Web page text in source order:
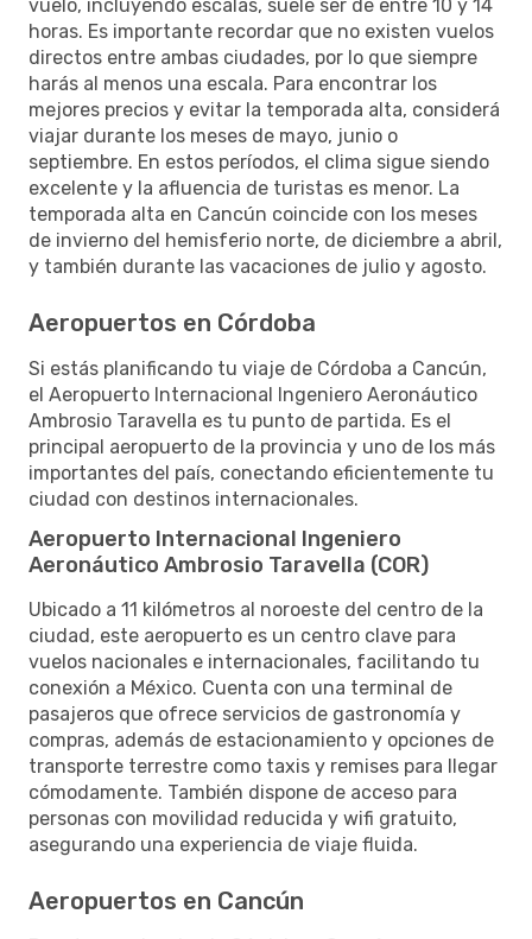
vuelo, incluyendo escalas, suele ser de entre 10 y 14
horas. Es importante recordar que no existen vuelos
directos entre ambas ciudades, por lo que siempre
harás al menos una escala. Para encontrar los
mejores precios y evitar la temporada alta, considerá
viajar durante los meses de mayo, junio o
septiembre. En estos períodos, el clima sigue siendo
excelente y la afluencia de turistas es menor. La
temporada alta en Cancún coincide con los meses
de invierno del hemisferio norte, de diciembre a abril,
y también durante las vacaciones de julio y agosto.
Aeropuertos en Córdoba
Si estás planificando tu viaje de Córdoba a Cancún,
el Aeropuerto Internacional Ingeniero Aeronáutico
Ambrosio Taravella es tu punto de partida. Es el
principal aeropuerto de la provincia y uno de los más
importantes del país, conectando eficientemente tu
ciudad con destinos internacionales.
Aeropuerto Internacional Ingeniero
Aeronáutico Ambrosio Taravella (COR)
Ubicado a 11 kilómetros al noroeste del centro de la
ciudad, este aeropuerto es un centro clave para
vuelos nacionales e internacionales, facilitando tu
conexión a México. Cuenta con una terminal de
pasajeros que ofrece servicios de gastronomía y
compras, además de estacionamiento y opciones de
transporte terrestre como taxis y remises para llegar
cómodamente. También dispone de acceso para
personas con movilidad reducida y wifi gratuito,
asegurando una experiencia de viaje fluida.
Aeropuertos en Cancún